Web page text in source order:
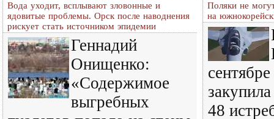
Вода уходит, всплывают зловонные и
ядовитые проблемы. Орск после наводнения
рискует стать источником эпидемии
Геннадий
Онищенко:
«Содержимое
выгребных
Поляки не
на
48